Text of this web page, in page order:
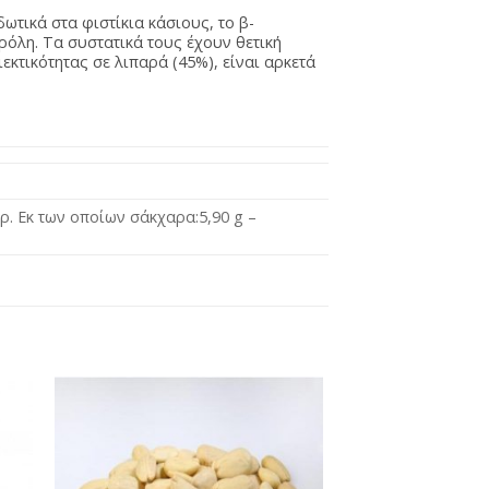
στα φιστίκια κάσιους, το β-
Τα συστατικά τους έχουν θετική
σε λιπαρά (45%), είναι αρκετά
Εκ των οποίων σάκχαρα:5,90 g –
στη Λίστα
Αγαπημένων